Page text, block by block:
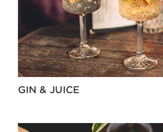
GIN & JUICE